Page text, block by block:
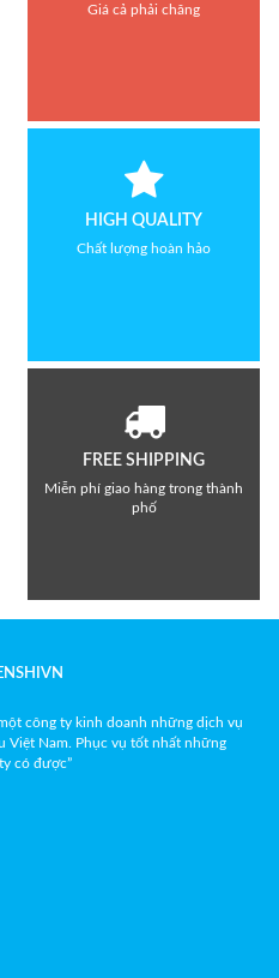
Giá cả phải chăng
HIGH QUALITY
Chất lượng hoàn hảo
FREE SHIPPING
Miễn phí giao hàng trong thành
phố
công ty kinh doanh những dịch vụ
Việt Nam. Phục vụ tốt nhất những
có được”